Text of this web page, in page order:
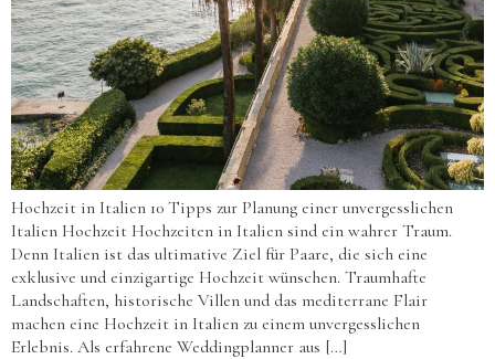
Hochzeit in Italien 10 Tipps zur Planung einer unvergesslichen
Italien Hochzeit Hochzeiten in Italien sind ein wahrer Traum.
Denn Italien ist das ultimative Ziel für Paare, die sich eine
exklusive und einzigartige Hochzeit wünschen. Traumhafte
Landschaften, historische Villen und das mediterrane Flair
machen eine Hochzeit in Italien zu einem unvergesslichen
Erlebnis. Als erfahrene Weddingplanner aus […]